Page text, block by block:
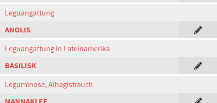
Leguangattung
ANOLIS
Leguangattung in Lateinamerika
BASILISK
Leguminose, Alhagistrauch